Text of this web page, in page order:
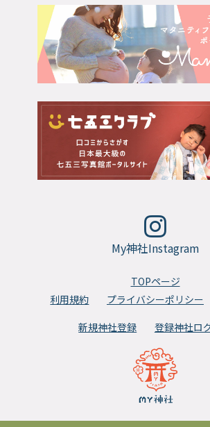
My神社Instagram
TOPページ
利用規約
プライバシーポリシー
新規神社登録
登録神社ロ